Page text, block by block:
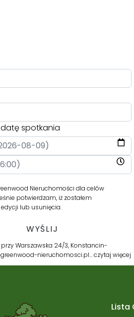
spotkania
Nieruchomości dla celów
potwierdzam, iż zostałem
lub usunięcia.
Warszawska 24/3, Konstancin-
nieruchomosci.pl…czytaj więcej
Lista